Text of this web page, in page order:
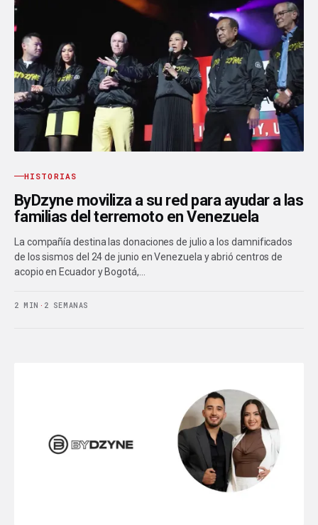
HISTORIAS
ByDzyne moviliza a su red para ayudar a las
familias del terremoto en Venezuela
La compañía destina las donaciones de julio a los damnificados
de los sismos del 24 de junio en Venezuela y abrió centros de
acopio en Ecuador y Bogotá,…
2 MIN · 2 SEMANAS